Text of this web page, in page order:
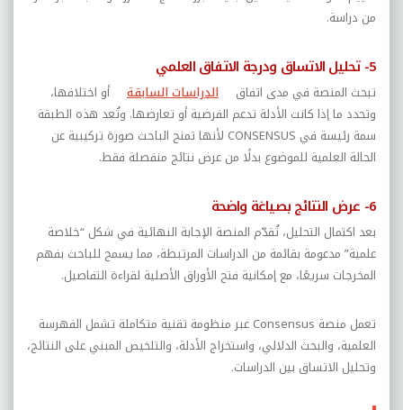
من دراسة.
5- تحليل الاتساق ودرجة الاتفاق العلمي
تبحث المنصة في مدى اتفاق الدراسات السابقة
أو اختلافها،
وتحدد ما إذا كانت الأدلة تدعم الفرضية أو تعارضها. وتُعد هذه الطبقة
سمة رئيسة في CONSENSUS لأنها تمنح الباحث صورة تركيبية عن
الحالة العلمية للموضوع بدلًا من عرض نتائج منفصلة فقط.
6- عرض النتائج بصياغة واضحة
بعد اكتمال التحليل، تُقدّم المنصة الإجابة النهائية في شكل “خلاصة
علمية” مدعومة بقائمة من الدراسات المرتبطة، مما يسمح للباحث بفهم
المخرجات سريعًا، مع إمكانية فتح الأوراق الأصلية لقراءة التفاصيل.
تعمل منصة Consensus عبر منظومة تقنية متكاملة تشمل الفهرسة
العلمية، والبحث الدلالي، واستخراج الأدلة، والتلخيص المبني على النتائج،
وتحليل الاتساق بين الدراسات.